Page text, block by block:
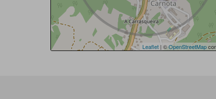
Leaflet| ©OpenStreetMap